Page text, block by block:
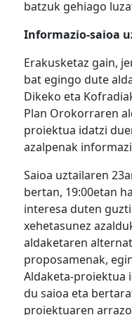
batzuk gehiago
Informazio-saioa
Erakusketaz gain,
bat egingo dute
Dikeko eta
Plan Orokorraren
proiektua idatzi
azalpenak
Saioa uztailaren
bertan, 19:00etan
interesa duten
xehetasunez
aldaketaren
proposamenak,
Aldaketa-proiektua
du saioa eta
proiektuaren